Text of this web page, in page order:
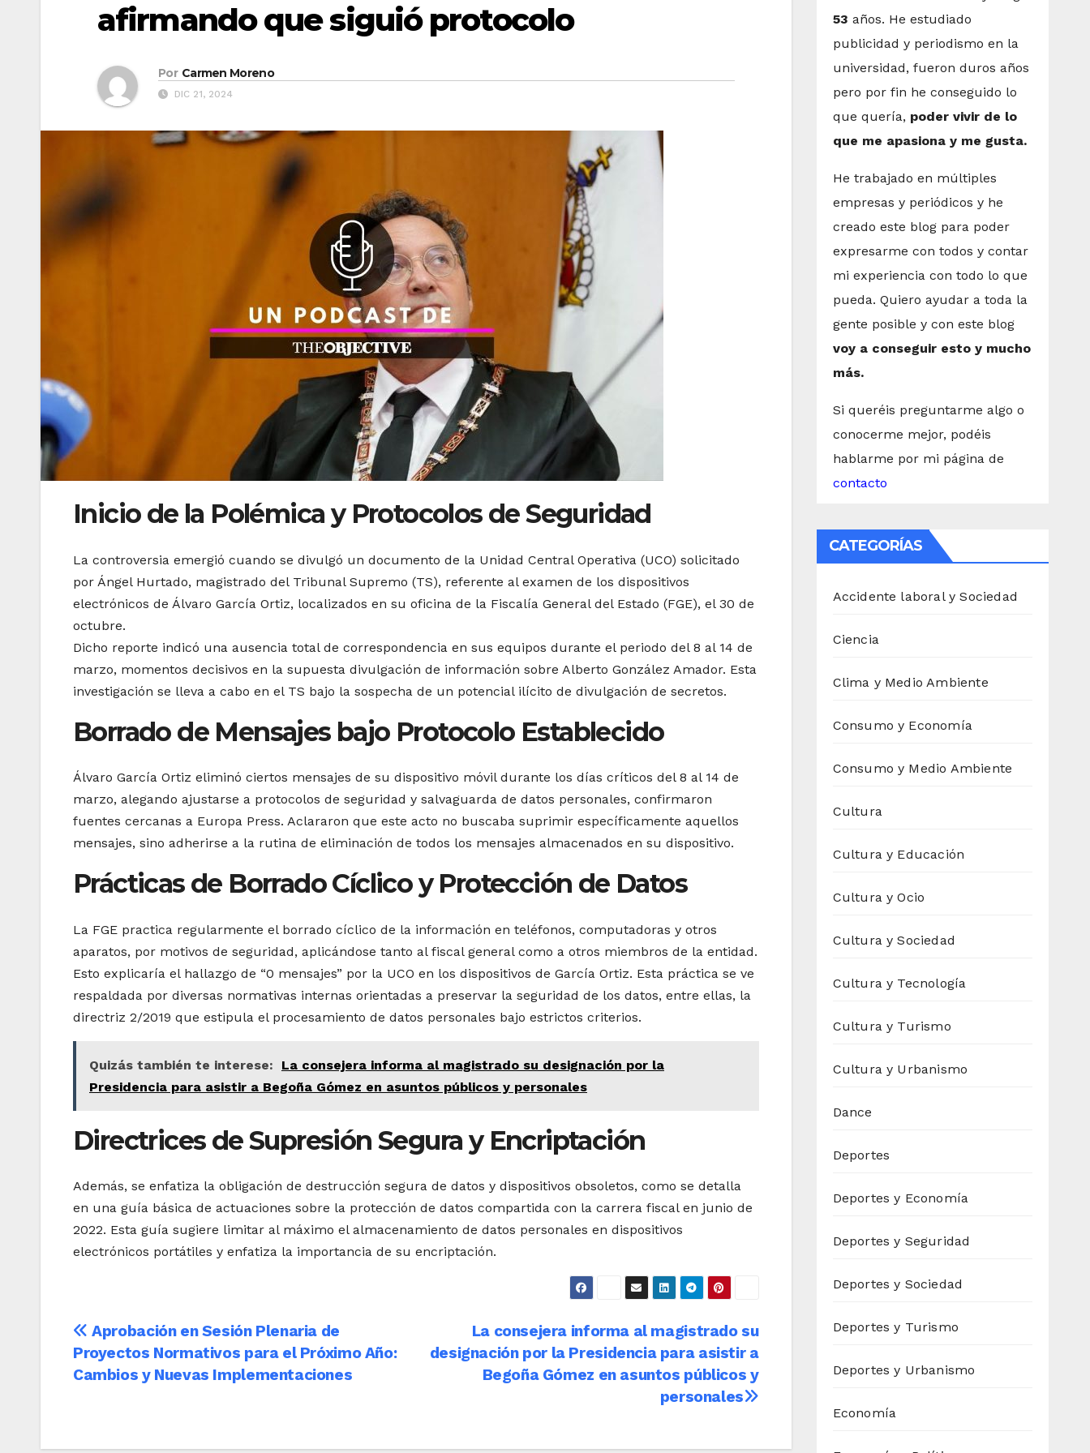
afirmando que siguió protocolo
Por Carmen Moreno
DIC 21, 2024
Inicio de la Polémica y Protocolos de Seguridad
La controversia emergió cuando se divulgó un documento de la Unidad Central Operativa (UCO) solicitado
por Ángel Hurtado, magistrado del Tribunal Supremo (TS), referente al examen de los dispositivos
electrónicos de Álvaro García Ortiz, localizados en su oficina de la Fiscalía General del Estado (FGE), el 30 de
octubre.
Dicho reporte indicó una ausencia total de correspondencia en sus equipos durante el periodo del 8 al 14 de
marzo, momentos decisivos en la supuesta divulgación de información sobre Alberto González Amador. Esta
investigación se lleva a cabo en el TS bajo la sospecha de un potencial ilícito de divulgación de secretos.
Borrado de Mensajes bajo Protocolo Establecido
Álvaro García Ortiz eliminó ciertos mensajes de su dispositivo móvil durante los días críticos del 8 al 14 de
marzo, alegando ajustarse a protocolos de seguridad y salvaguarda de datos personales, confirmaron
fuentes cercanas a Europa Press. Aclararon que este acto no buscaba suprimir específicamente aquellos
mensajes, sino adherirse a la rutina de eliminación de todos los mensajes almacenados en su dispositivo.
Prácticas de Borrado Cíclico y Protección de Datos
La FGE practica regularmente el borrado cíclico de la información en teléfonos, computadoras y otros
aparatos, por motivos de seguridad, aplicándose tanto al fiscal general como a otros miembros de la entidad.
Esto explicaría el hallazgo de “0 mensajes” por la UCO en los dispositivos de García Ortiz. Esta práctica se ve
respaldada por diversas normativas internas orientadas a preservar la seguridad de los datos, entre ellas, la
directriz 2/2019 que estipula el procesamiento de datos personales bajo estrictos criterios.
Quizás también te interese:
La consejera informa al magistrado su designación por la
Presidencia para asistir a Begoña Gómez en asuntos públicos y personales
Directrices de Supresión Segura y Encriptación
Además, se enfatiza la obligación de destrucción segura de datos y dispositivos obsoletos, como se detalla
en una guía básica de actuaciones sobre la protección de datos compartida con la carrera fiscal en junio de
2022. Esta guía sugiere limitar al máximo el almacenamiento de datos personales en dispositivos
electrónicos portátiles y enfatiza la importancia de su encriptación.
Navegación
de
La consejera informa al magistrado su
designación por la Presidencia para asistir a
Begoña Gómez en asuntos públicos y
personales
Aprobación en Sesión Plenaria de
Proyectos Normativos para el Próximo Año:
Cambios y Nuevas Implementaciones
53 años. He estudiado
publicidad y periodismo en la
universidad, fueron duros años
pero por fin he conseguido lo
que quería, poder vivir de lo
que me apasiona y me gusta.
He trabajado en múltiples
empresas y periódicos y he
creado este blog para poder
expresarme con todos y contar
mi experiencia con todo lo que
pueda. Quiero ayudar a toda la
gente posible y con este blog
voy a conseguir esto y mucho
más.
Si queréis preguntarme algo o
conocerme mejor, podéis
hablarme por mi página de
contacto
CATEGORÍAS
Accidente laboral y Sociedad
Ciencia
Clima y Medio Ambiente
Consumo y Economía
Consumo y Medio Ambiente
Cultura
Cultura y Educación
Cultura y Ocio
Cultura y Sociedad
Cultura y Tecnología
Cultura y Turismo
Cultura y Urbanismo
Dance
Deportes
Deportes y Economía
Deportes y Seguridad
Deportes y Sociedad
Deportes y Turismo
Deportes y Urbanismo
Economía